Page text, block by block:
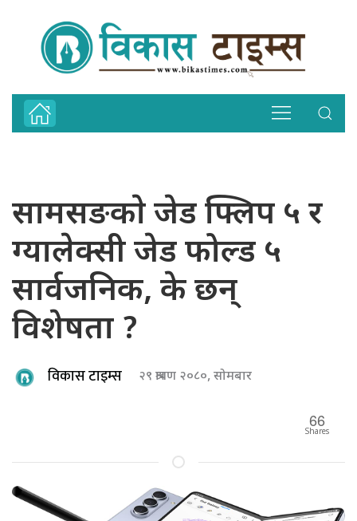
सामसङकाे जेड फ्लिप ५ र
ग्यालेक्सी जेड फोल्ड ५
सार्वजनिक, के छन्
विशेषता ?
विकास टाइम्स २९ श्रावण २०८०, सोमबार
66
Shares